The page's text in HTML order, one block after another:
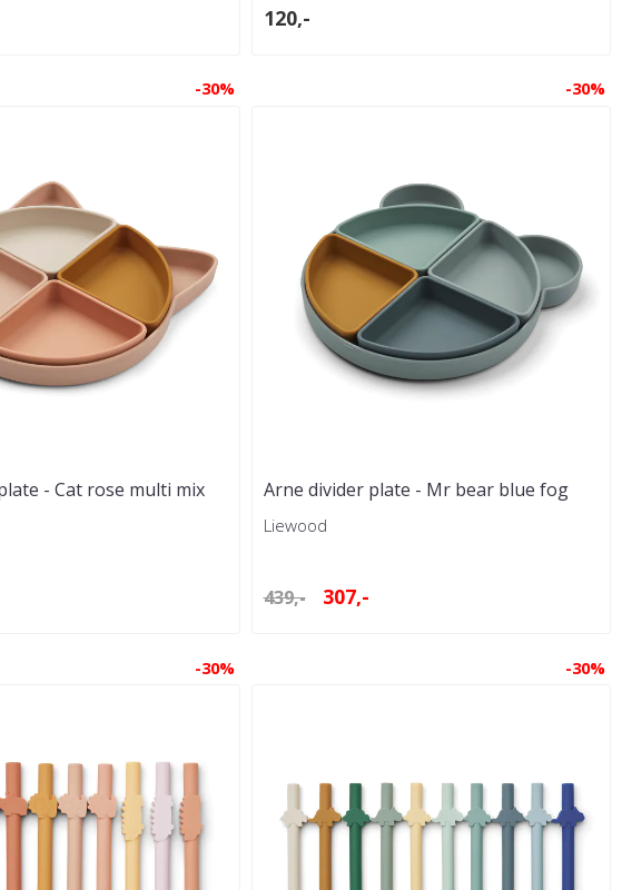
120,-
-30%
- Cat rose multi mix
-30%
Arne divider plate - Mr bear blue fog
multi mix
Liewood
439,- 307,-
-30% -30%